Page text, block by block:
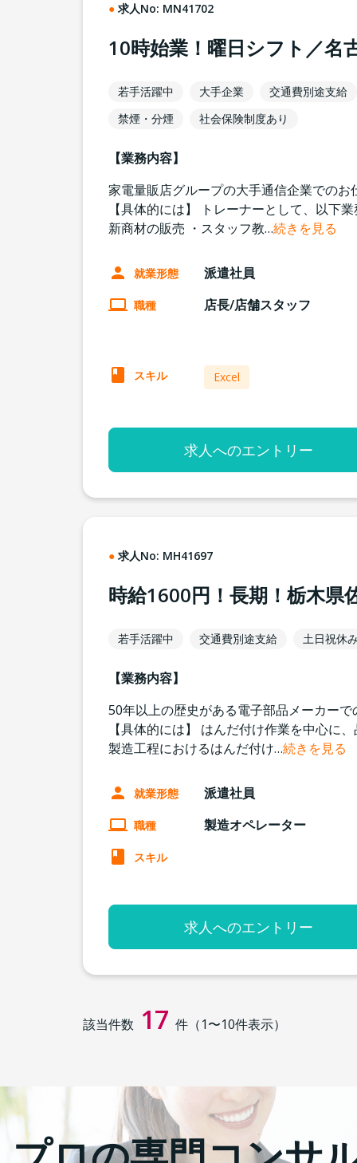
求人No: MN41702
10時始業！曜日シフト／名
若手活躍中 大手企業
交通費別途支給
禁煙・分煙
社会保険制度あり
【業務内容】
家電量販店グループの大手通信企業での
【具体的には】 トレーナーとして、以下
新商材の販売 ・スタッフ教…続きを見る
就業形態 派遣社員
職種 店長/店舗スタッフ
スキル Excel
求人へのエントリー
求人No: MH41697
時給1600円！長期！栃木県
若手活躍中 交通費別途支給 土日祝休
【業務内容】
50年以上の歴史がある電子部品メーカー
【具体的には】 はんだ付け作業を中心に
製造工程におけるはんだ付け…続きを見る
就業形態 派遣社員
職種 製造オペレーター
スキル
求人へのエントリー
該当件数 17 件（1〜10件表示）